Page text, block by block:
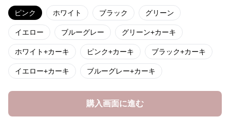
ピンク ホワイト ブラック グリーン
イエロー ブルーグレー グリーン+カーキ
ホワイト+カーキ ピンク+カーキ ブラック+カーキ
イエロー+カーキ ブルーグレー+カーキ
購入画面に進む